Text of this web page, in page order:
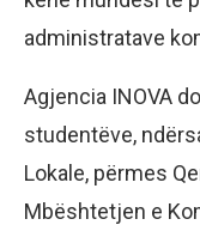
administratave
Agjencia INOVA
studentëve,
Lokale, përmes
Mbështetjen e